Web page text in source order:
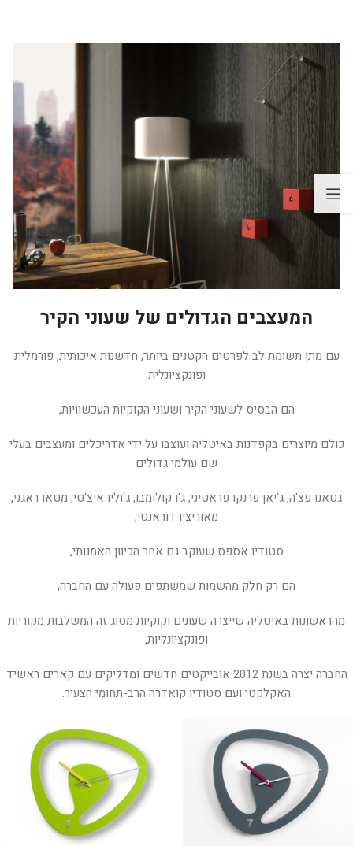
המעצבים הגדולים של שעוני הקיר
עם מתן תשומת לב לפרטים הקטנים ביותר, חדשנות איכותית, פורמלית
ופונקציונלית
הם הבסיס לשעוני הקיר ושעוני הקוקיות העכשוויות,
כולם מיוצרים בקפדנות באיטליה ועוצבו על ידי אדריכלים ומעצבים בעלי
שם עולמי גדולים
גטאנו פצ'ה, ג'יאן פרנקו פראטיני, ג'ו קולומבו, ג'וליו איצ'טי, מטאו ראגני,
מאוריציו דוראנטי,
סטודיו אספס שעוקב גם אחר הכיוון האמנותי,
הם רק חלק מהשמות שמשתפים פעולה עם החברה,
מהראשונות באיטליה שייצרה שעונים וקוקיות מסוג זה המשלבות מקוריות
ופונקציונליות,
החברה יצרה בשנת 2012 אובייקטים חדשים ומדליקים עם קארים ראשיד
האקלקטי ועם סטודיו קואדרה הרב-תחומי הצעיר.